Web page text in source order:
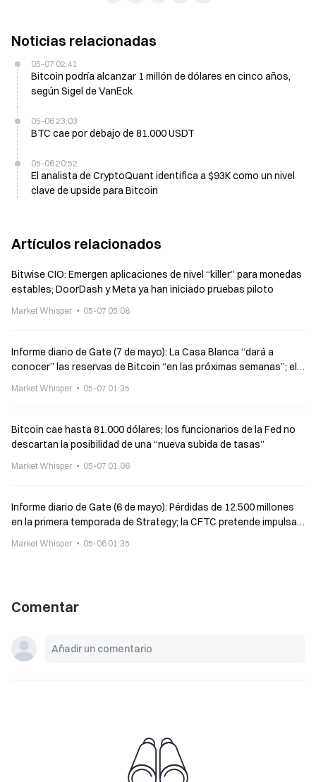
Noticias relacionadas
05-07 02:41
Bitcoin podría alcanzar 1 millón de dólares en cinco años,
según Sigel de VanEck
05-06 23:03
BTC cae por debajo de 81.000 USDT
05-06 20:52
El analista de CryptoQuant identifica a $93K como un nivel
clave de upside para Bitcoin
Artículos relacionados
Bitwise CIO: Emergen aplicaciones de nivel “killer” para monedas
estables; DoorDash y Meta ya han iniciado pruebas piloto
Market Whisper 05-07 05:08
Informe diario de Gate (7 de mayo): La Casa Blanca “dará a
conocer” las reservas de Bitcoin “en las próximas semanas”; el
en criptomonedas
Market Whisper 05-07 01:35
Bitcoin cae hasta 81.000 dólares; los funcionarios de la Fed no
descartan la posibilidad de una “nueva subida de tasas”
Market Whisper 05-07 01:06
Informe diario de Gate (6 de mayo): Pérdidas de 12.500 millones
en la primera temporada de Strategy; la CFTC pretende impulsar
Market Whisper 05-06 01:35
Comentar